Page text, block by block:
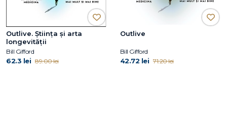
Outlive. Știința și arta
longevității
Bill Gifford
62.3 lei 89.00 lei
Outlive
Bill Gifford
42.72 lei 71.20 lei